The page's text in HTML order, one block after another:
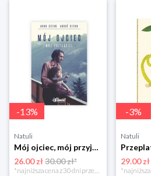
-13%
Natuli
Mój ojciec, mój przyjaciel Element
26.00 zł30.00 zł*
*najniższa cena z 30 dni przed obniżką
-3%
Natuli
29.00 zł